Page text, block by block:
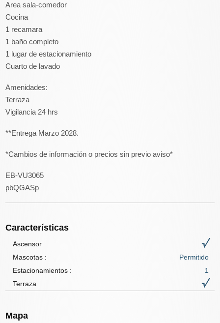
Area sala-comedor
Cocina
1 recamara
1 baño completo
1 lugar de estacionamiento
Cuarto de lavado
Amenidades:
Terraza
Vigilancia 24 hrs
**Entrega Marzo 2028.
*Cambios de información o precios sin previo aviso*
EB-VU3065
pbQGASp
Características
Ascensor
Mascotas :
Permitido
Estacionamientos :
1
Terraza
Mapa